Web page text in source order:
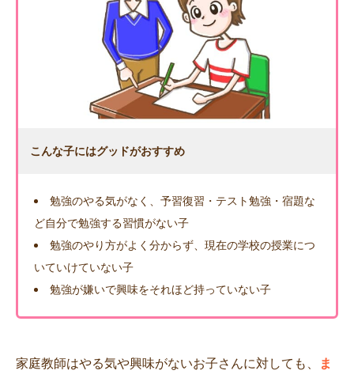
こんな子にはグッドがおすすめ
勉強のやる気がなく、予習復習・テスト勉強・宿題な
ど自分で勉強する習慣がない子
勉強のやり方がよく分からず、現在の学校の授業につ
いていけていない子
勉強が嫌いで興味をそれほど持っていない子
家庭教師はやる気や興味がないお子さんに対しても、
ま